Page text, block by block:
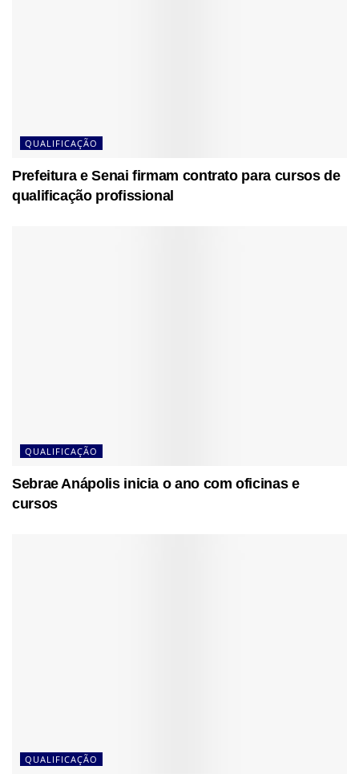
QUALIFICAÇÃO
Prefeitura e Senai firmam contrato para cursos de
qualificação profissional
QUALIFICAÇÃO
Sebrae Anápolis inicia o ano com oficinas e
cursos
QUALIFICAÇÃO